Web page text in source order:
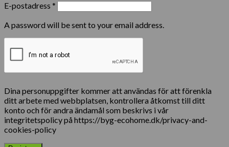
E-postadress *
A password will be sent to your email address.
Dina personuppgifter kommer att användas för att förenkla
ditt arbete med webbplatsen, kontrollera åtkomst till ditt
konto och för andra ändamål som beskrivs i vår
integritetspolicy på https://byg-ecohome.dk/privacy-and-
cookies-policy